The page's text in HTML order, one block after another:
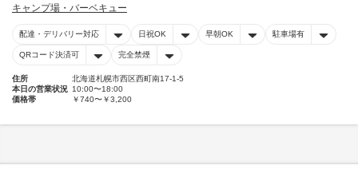
キャンプ場・バーベキュー
配達・デリバリー対応 日祝OK 早朝OK 駐車場有
QRコード決済可 完全禁煙
住所
北海道札幌市西区西町南17-1-5
本日の営業状況 10:00〜18:00
価格帯
￥740〜￥3,200